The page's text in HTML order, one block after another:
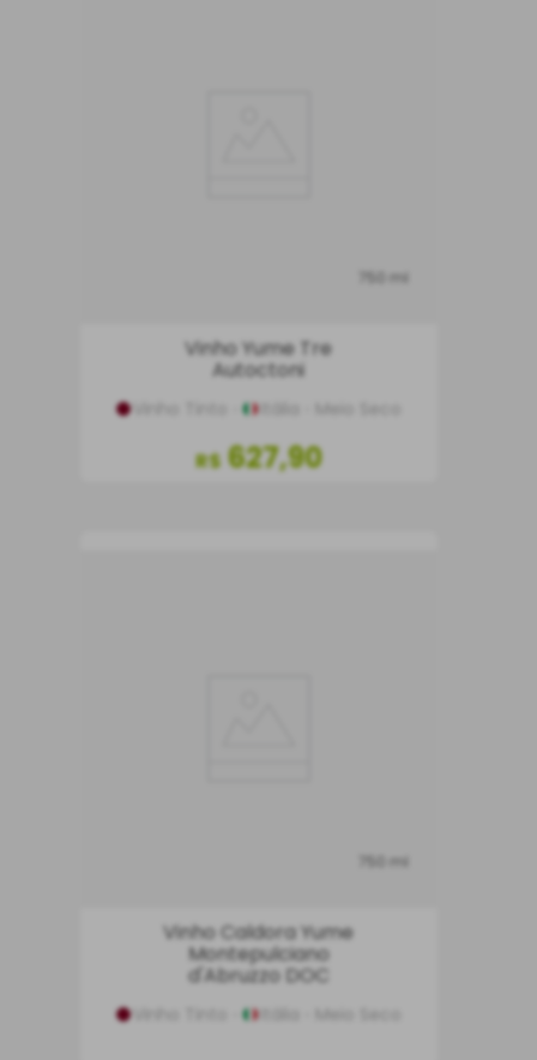
750 ml
Vinho Yume Tre
Autoctoni
Vinho Tinto Itália
R$ 627,90
750 ml
Vinho Caldora Yume
Montepulciano
d'Abruzzo DOC
Vinho Tinto Itália